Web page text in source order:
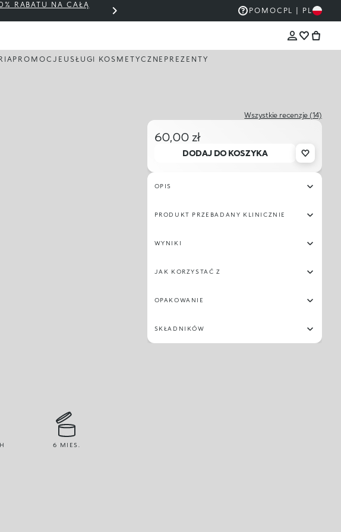
RABATU NA CAŁĄ
THE KIKO SALE: DO 50% ZNIŻKI
POMOC PL | PL
PROMOCJE USŁUGI KOSMETYCZNE PREZENTY
Wszystkie recenzje (14)
60,00 zł
DODAJ DO KOSZYKA
OPIS
PRODUKT PRZEBADANY KLINICZNIE
WYNIKI
JAK KORZYSTAĆ Z
OPAKOWANIE
SKŁADNIKÓW
6 MIES.